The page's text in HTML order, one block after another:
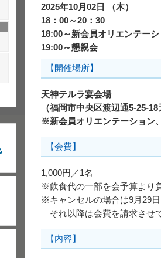
2025年10月02日 （木）
18：00～20：30
18:00～新会員オリエンテー
19:00～懇親会
【開催場所】
天神テルラ宴会場
（福岡市中央区渡辺通5-25-18
※新会員オリエンテーション
【会費】
1,000円／1名
※飲食代の一部を会予算より
※キャンセルの場合は9月29
それ以降は会費を請求させ
【内容】